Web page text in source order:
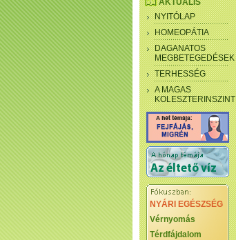
AKTUÁLIS
NYITÓLAP
HOMEOPÁTIA
DAGANATOS
MEGBETEGEDÉSEK
TERHESSÉG
A MAGAS
KOLESZTERINSZINT
NYÁRI EGÉSZSÉG
Vérnyomás
Térdfájdalom